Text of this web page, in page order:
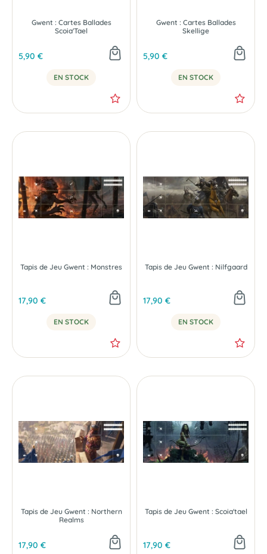
Gwent : Cartes Ballades
Scoia'Tael
5,90 €
EN STOCK
Gwent : Cartes Ballades
Skellige
5,90 €
EN STOCK
Tapis de Jeu Gwent : Monstres
17,90 €
EN STOCK
Tapis de Jeu Gwent : Nilfgaard
17,90 €
EN STOCK
Tapis de Jeu Gwent : Northern
Realms
17,90 €
Tapis de Jeu Gwent : Scoia'tael
17,90 €